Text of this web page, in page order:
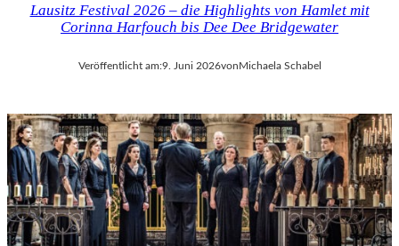
Lausitz Festival 2026 – die Highlights von Hamlet mit
Corinna Harfouch bis Dee Dee Bridgewater
Veröffentlicht am:9. Juni 2026vonMichaela Schabel